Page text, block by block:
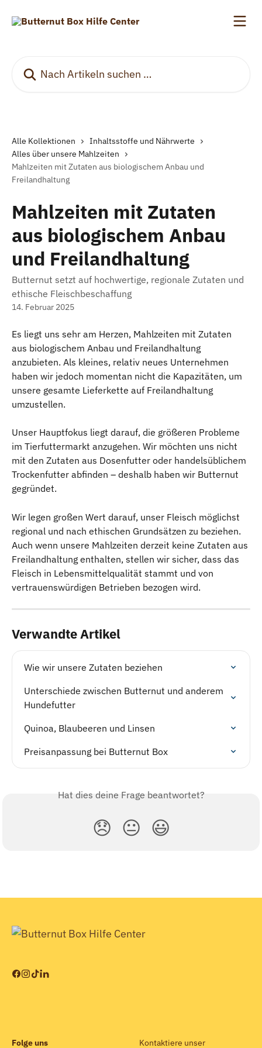
Alle Kollektionen
Inhaltsstoffe und Nährwerte
Alles über unsere Mahlzeiten
Mahlzeiten mit Zutaten aus biologischem Anbau und
Freilandhaltung
Mahlzeiten mit Zutaten
aus biologischem Anbau
und Freilandhaltung
Butternut setzt auf hochwertige, regionale Zutaten und
ethische Fleischbeschaffung
14. Februar 2025
Es liegt uns sehr am Herzen, Mahlzeiten mit Zutaten
aus biologischem Anbau und Freilandhaltung
anzubieten. Als kleines, relativ neues Unternehmen
haben wir jedoch momentan nicht die Kapazitäten, um
unsere gesamte Lieferkette auf Freilandhaltung
umzustellen.
Unser Hauptfokus liegt darauf, die größeren Probleme
im Tierfuttermarkt anzugehen. Wir möchten uns nicht
mit den Zutaten aus Dosenfutter oder handelsüblichem
Trockenfutter abfinden – deshalb haben wir Butternut
gegründet.
Wir legen großen Wert darauf, unser Fleisch möglichst
regional und nach ethischen Grundsätzen zu beziehen.
Auch wenn unsere Mahlzeiten derzeit keine Zutaten aus
Freilandhaltung enthalten, stellen wir sicher, dass das
Fleisch in Lebensmittelqualität stammt und von
vertrauenswürdigen Betrieben bezogen wird.
Verwandte Artikel
Wie wir unsere Zutaten beziehen
Unterschiede zwischen Butternut und anderem
Hundefutter
Quinoa, Blaubeeren und Linsen
Preisanpassung bei Butternut Box
Hat dies deine Frage beantwortet?
😞 😐 😃
Folge uns Kontaktiere unser